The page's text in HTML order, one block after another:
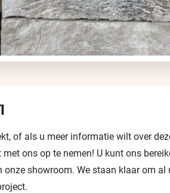
of als u meer informatie wilt over
ons op te nemen! U kunt ons
showroom. We staan klaar om al